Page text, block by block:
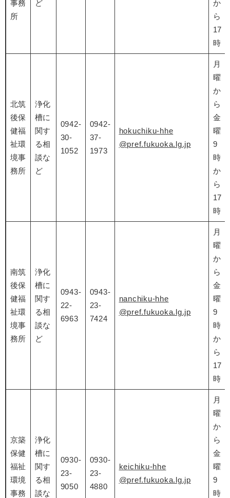
事務
所
ど
か
ら
17
時
北筑
後保
健福
祉環
境事
務所
浄化
槽に
関す
る相
談な
ど
0942-
30-
1052
0942-
37-
1973
hokuchiku-hhe
@pref.fukuoka.lg.jp
月
曜
か
ら
金
曜
9
時
か
ら
17
時
南筑
後保
健福
祉環
境事
務所
浄化
槽に
関す
る相
談な
ど
0943-
22-
6963
0943-
23-
7424
nanchiku-hhe
@pref.fukuoka.lg.jp
月
曜
か
ら
金
曜
9
時
か
ら
17
時
京築
保健
福祉
環境
事務
浄化
槽に
関す
る相
談な
0930-
23-
9050
0930-
23-
4880
keichiku-hhe
@pref.fukuoka.lg.jp
月
曜
か
ら
金
曜
9
時